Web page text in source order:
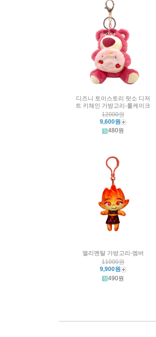
디즈니 토이스토리 랏소 디저
트 키체인 가방고리-롤케이크
12000원
9,600원
480원
엘리멘탈 가방고리-엠버
11000원
9,900원
490원